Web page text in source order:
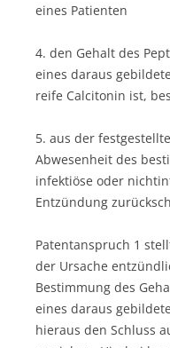
eines Patienten
4. den Gehalt des
eines daraus
reife Calcitonin ist,
5. aus der
Abwesenheit des
infektiöse oder
Entzündung
Patentanspruch 1
der Ursache
Bestimmung des
eines daraus
hieraus den Schluss